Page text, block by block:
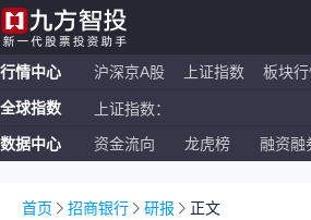
行情中心 沪深京A股 上证指数 板块
全球指数 上证指数：
恒生指数：
数据中心 资金流向 龙虎榜 融资融
首页 招商银行 研报 正文